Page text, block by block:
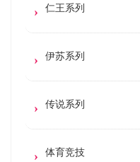
仁王系列
伊苏系列
传说系列
体育竞技